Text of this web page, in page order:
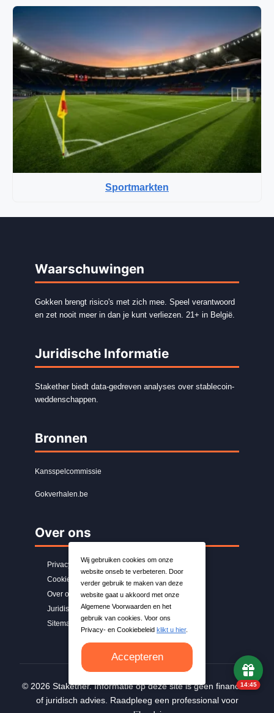
Sportmarkten
Waarschuwingen
Gokken brengt risico's met zich mee. Speel verantwoord
en zet nooit meer in dan je kunt verliezen. 21+ in België.
Juridische Informatie
Stakether biedt data-gedreven analyses over stablecoin-
weddenschappen.
Bronnen
Kansspelcommissie
Gokverhalen.be
Over ons
Privacybeleid
Cookiebeleid
Over ons
Juridische kennisgeving
Sitemap
© 2026 Stakether. Informatie op deze site is geen financieel
of juridisch advies. Raadpleeg een professional voor
Wij gebruiken cookies om onze
website onseb te verbeteren. Door
verder gebruik te maken van deze
website gaat u akkoord met onze
Algemene Voorwaarden en het
gebruik van cookies. Voor ons
Privacy- en Cookiebeleid klikt u hier.
Accepteren
14:44